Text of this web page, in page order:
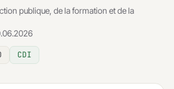
publique, de la formation et de la
CDI